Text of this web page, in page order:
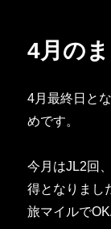
4月の
4月最終日と
めです。
今月はJL2回
得となりまし
旅マイルで